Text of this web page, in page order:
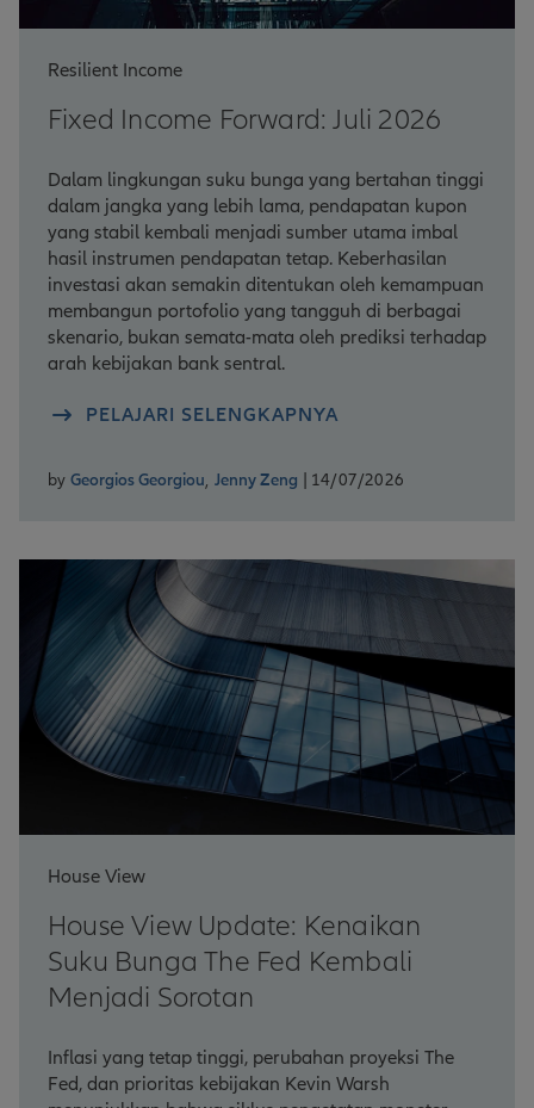
Resilient Income
Fixed Income Forward: Juli 2026
Dalam lingkungan suku bunga yang bertahan tinggi
dalam jangka yang lebih lama, pendapatan kupon
yang stabil kembali menjadi sumber utama imbal
hasil instrumen pendapatan tetap. Keberhasilan
investasi akan semakin ditentukan oleh kemampuan
membangun portofolio yang tangguh di berbagai
skenario, bukan semata-mata oleh prediksi terhadap
arah kebijakan bank sentral.
PELAJARI SELENGKAPNYA
by Georgios Georgiou, Jenny Zeng | 14/07/2026
House View
House View Update: Kenaikan
Suku Bunga The Fed Kembali
Menjadi Sorotan
Inflasi yang tetap tinggi, perubahan proyeksi The
Fed, dan prioritas kebijakan Kevin Warsh